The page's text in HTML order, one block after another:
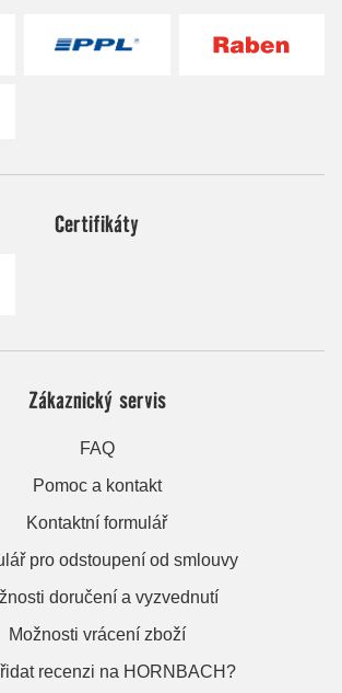
Certifikáty
Zákaznický servis
FAQ
Pomoc a kontakt
Kontaktní formulář
pro odstoupení od smlouvy
doručení a vyzvednutí
Možnosti vrácení zboží
recenzi na HORNBACH?